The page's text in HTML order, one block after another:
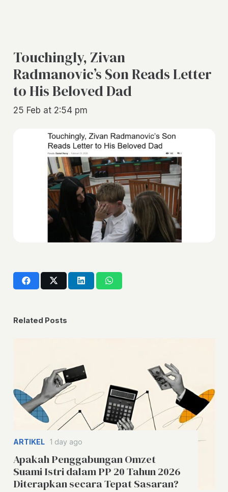
Touchingly, Zivan
Radmanovic’s Son Reads Letter
to His Beloved Dad
25 Feb at 2:54 pm
Related Posts
ARTIKEL 1 day ago
Apakah Penggabungan Omzet
Suami Istri dalam PP 20 Tahun 2026
Diterapkan secara Tepat Sasaran?